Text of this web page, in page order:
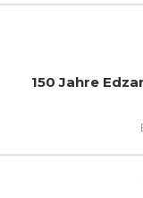
150 Jahre